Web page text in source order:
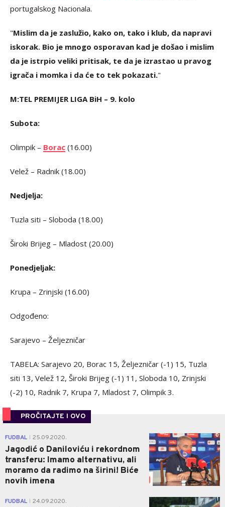
portugalskog Nacionala.
"Mislim da je zaslužio, kako on, tako i klub, da napravi
iskorak. Bio je mnogo osporavan kad je došao i mislim
da je istrpio veliki pritisak, te da je izrastao u pravog
igrača i momka i da će to tek pokazati."
M:TEL PREMIJER LIGA BiH – 9. kolo
Subota:
Olimpik – Borac (16.00)
Velež – Radnik (18.00)
Nedjelja:
Tuzla siti – Sloboda (18.00)
Široki Brijeg – Mladost (20.00)
Ponedjeljak:
Krupa – Zrinjski (16.00)
Odgođeno:
Sarajevo – Željezničar
TABELA: Sarajevo 20, Borac 15, Željezničar (-1) 15, Tuzla
siti 13, Velež 12, Široki Brijeg (-1) 11, Sloboda 10, Zrinjski
(-2) 10, Radnik 7, Krupa 7, Mladost 7, Olimpik 3.
PROČITAJTE I OVO
FUDBAL 25.09.2020.
Jagodić o Daniloviću i rekordnom
transferu: Imamo alternativu, ali
moramo da radimo na širini! Biće
novih imena
0
FUDBAL 24.09.2020. 1